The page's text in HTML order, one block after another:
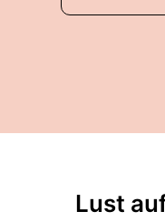
Lust